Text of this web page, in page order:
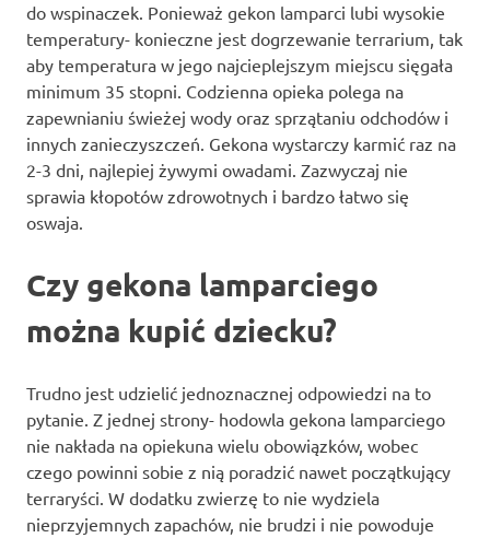
do wspinaczek. Ponieważ gekon lamparci lubi wysokie
temperatury- konieczne jest dogrzewanie terrarium, tak
aby temperatura w jego najcieplejszym miejscu sięgała
minimum 35 stopni. Codzienna opieka polega na
zapewnianiu świeżej wody oraz sprzątaniu odchodów i
innych zanieczyszczeń. Gekona wystarczy karmić raz na
2-3 dni, najlepiej żywymi owadami. Zazwyczaj nie
sprawia kłopotów zdrowotnych i bardzo łatwo się
oswaja.
Czy gekona lamparciego
można kupić dziecku?
Trudno jest udzielić jednoznacznej odpowiedzi na to
pytanie. Z jednej strony- hodowla gekona lamparciego
nie nakłada na opiekuna wielu obowiązków, wobec
czego powinni sobie z nią poradzić nawet początkujący
terraryści. W dodatku zwierzę to nie wydziela
nieprzyjemnych zapachów, nie brudzi i nie powoduje